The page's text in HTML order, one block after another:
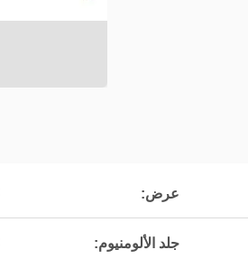
عرض:
جلد الألومنيوم: